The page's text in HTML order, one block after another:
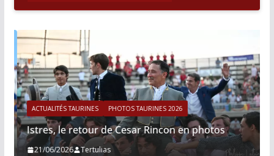
ACTUALITÉS TAURINES PHOTOS TAURINES 2026
Istres, le retour de Cesar Rincon en photos
21/06/2026 Tertulias